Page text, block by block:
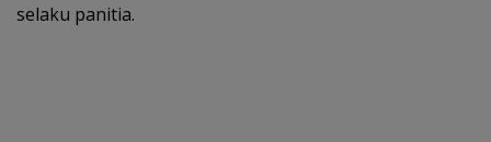
selaku panitia.